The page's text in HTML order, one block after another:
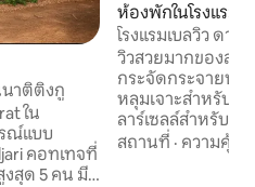
นาติติงกู
ใน
ณ์แบบ
คอทเทจที่
สุด 5 คน มี
ห้องพักในโรงแรมใ
u
โรงแรมเบลวิว ดา
วิวสวยมากของสว
กระจัดกระจายบัง
หลุมเจาะสำหรับการข
ลาร์เซลล์สำหรับแ
ใหญ่ 1 ห้องและ Wi-Fi ห้องพักสะอา
พร้อมฝักบัวอาบน้
สถานที่ · ความคุ้ม